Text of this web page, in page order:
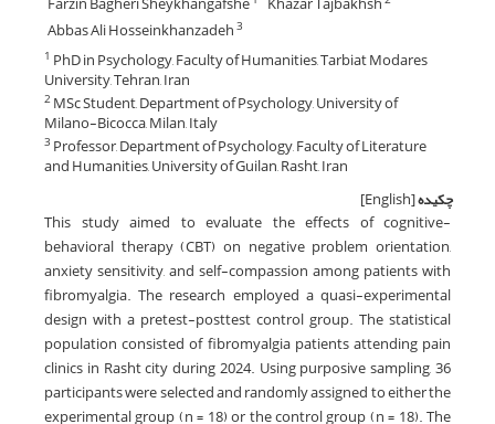
Abbas Ali Hosseinkhanzadeh3
1 PhD in Psychology, Faculty of Humanities, Tarbiat Modares
University, Tehran, Iran
2MSc Student, Department of Psychology, University of
Milano-Bicocca, Milan, Italy
3 Professor, Department of Psychology, Faculty of Literature
and Humanities, University of Guilan, Rasht, Iran
چکیده[English]
This study aimed to evaluate the effects of cognitive-
behavioral therapy (CBT) on negative problem orientation,
anxiety sensitivity, and self-compassion among patients with
fibromyalgia. The research employed a quasi-experimental
design with a pretest-posttest control group. The statistical
population consisted of fibromyalgia patients attending pain
clinics in Rasht city during 2024. Using purposive sampling, 36
participants were selected and randomly assigned to either the
experimental group (n = 18) or the control group (n = 18). The